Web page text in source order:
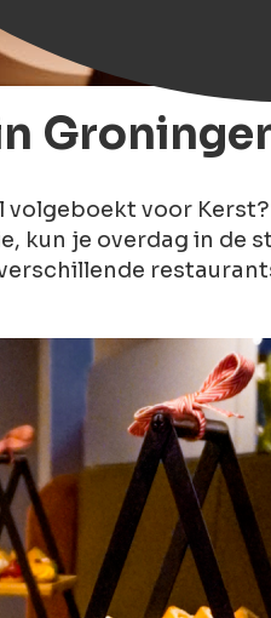
voor
kun je overdag in de